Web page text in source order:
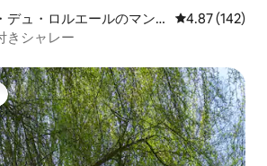
デュ・ロルエールのマン
レビュー142
4.87 (142)
きシャレー
イスです。